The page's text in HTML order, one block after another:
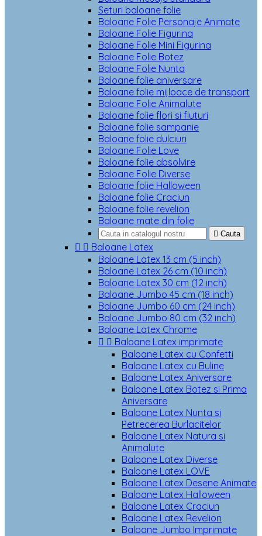
Seturi baloane folie
Baloane Folie Personaje Animate
Baloane Folie Figurina
Baloane Folie Mini Figurina
Baloane Folie Botez
Baloane Folie Nunta
Baloane folie aniversare
Baloane folie mijloace de transport
Baloane Folie Animalute
Baloane folie flori si fluturi
Baloane folie sampanie
Baloane folie dulciuri
Baloane Folie Love
Baloane folie absolvire
Baloane Folie Diverse
Baloane folie Halloween
Baloane folie Craciun
Baloane folie revelion
Baloane mate din folie
 Cauta
  Baloane Latex
Baloane Latex 13 cm (5 inch)
Baloane Latex 26 cm (10 inch)
Baloane Latex 30 cm (12 inch)
Baloane Jumbo 45 cm (18 inch)
Baloane Jumbo 60 cm (24 inch)
Baloane Jumbo 80 cm (32 inch)
Baloane Latex Chrome
  Baloane Latex imprimate
Baloane Latex cu Confetti
Baloane Latex cu Buline
Baloane Latex Aniversare
Baloane Latex Botez si Prima
Aniversare
Baloane Latex Nunta si
Petrecerea Burlacitelor
Baloane Latex Natura si
Animalute
Baloane Latex Diverse
Baloane Latex LOVE
Baloane Latex Desene Animate
Baloane Latex Halloween
Baloane Latex Craciun
Baloane Latex Revelion
Baloane Jumbo Imprimate